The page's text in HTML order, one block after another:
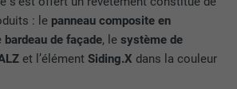
: le panneau composite en
bardeau de façade, lesystème de
et l’élémentSiding.X dans la couleur